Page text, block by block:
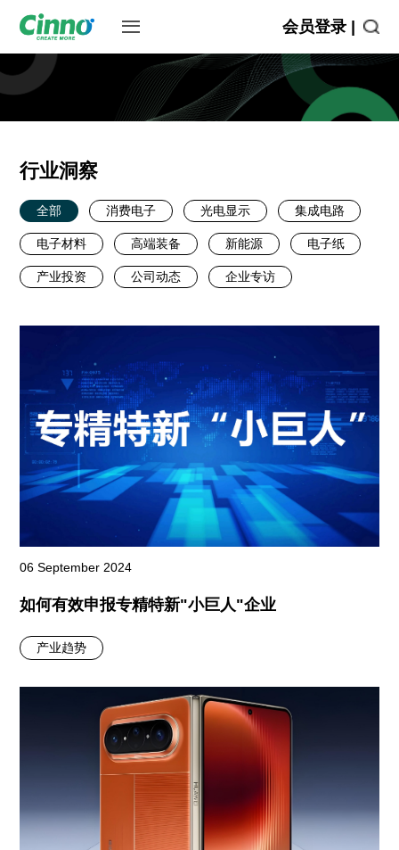
会员登录 |
行业洞察
全部 消费电子 光电显示 集成电路
电子材料 高端装备 新能源 电子纸
产业投资 公司动态 企业专访
06 September 2024
如何有效申报专精特新"小巨人"企业
产业趋势